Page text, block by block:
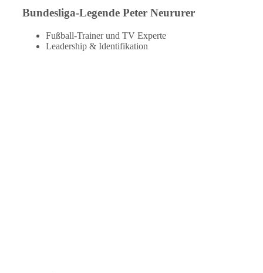
Bundesliga-Legende Peter Neururer
Fußball-Trainer und TV Experte
Leadership & Identifikation